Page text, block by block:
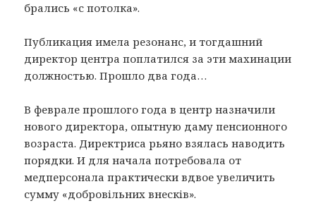
брались «с потолка».
Публикация имела резонанс, и тогдашний
директор центра поплатился за эти махинации
должностью. Прошло два года…
В феврале прошлого года в центр назначили
нового директора, опытную даму пенсионного
возраста. Директриса рьяно взялась наводить
порядки. И для начала потребовала от
медперсонала практически вдвое увеличить
сумму «добровiльних внескiв».